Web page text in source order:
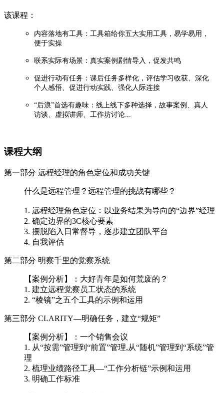
该课程：
内容落地有工具：工具箱给你五大实用工具，易学易用，
便于实操
联系实际有场景：真实案例剧情导入，促发共鸣
促进行动有任务：课后任务多样化，评估学习收获、深化
个人感悟、促进行动实践、强化人际连接
“后浪”首选有趣味：线上线下多种选择，故事案例、真人
访谈、虚拟讲师、工作坊讨论...
课程大纲
第一部分 远程经理的角色定位和成功关键
什么是远程管理？远程管理的挑战有哪些？
1. 远程经理角色定位：以业务结果为导向的“边界”经理
2. 确定边界的3C核心要素
3. 摆脱陷入日常督导，逐步建立团队平台
4. 自我评估
第二部分 明察千里的觉察系统
【案例分析】：大好青年是如何荒废的？
1. 建立远程觉察员工状态的系统
2. “棱镜”之五个工具的示例和运用
第三部分 CLARITY—明确任务，建立“规矩”
【案例分析】：一个销售会议
1. 从“按需”管理到“前置”管理,从“随机”管理到“系统”管
理
2. 梳理业绩路径工具—“工作分析链”示例和运用
3. 明确工作标准